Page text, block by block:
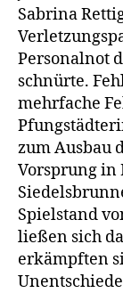
Sabrina
Personalnot
schnürte.
mehrfache
zum Ausbau
Vorsprung in
Spielstand
ließen sich
erkämpften